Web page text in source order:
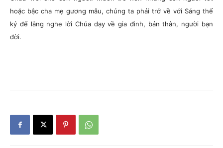
hoặc bậc cha mẹ gương mẫu, chúng ta phải trở về với Sáng thế
ký để lắng nghe lời Chúa dạy về gia đình, bản thân, người bạn
đời.